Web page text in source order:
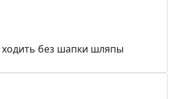
без шапки шляпы